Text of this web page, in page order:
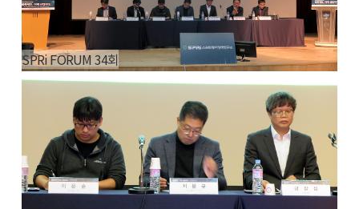
SPRi FORUM 34회